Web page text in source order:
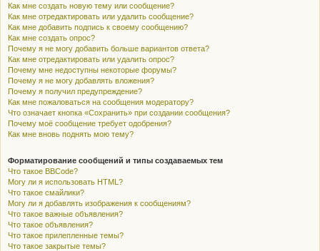
Как мне создать новую тему или сообщение?
Как мне отредактировать или удалить сообщение?
Как мне добавить подпись к своему сообщению?
Как мне создать опрос?
Почему я не могу добавить больше вариантов ответа?
Как мне отредактировать или удалить опрос?
Почему мне недоступны некоторые форумы?
Почему я не могу добавлять вложения?
Почему я получил предупреждение?
Как мне пожаловаться на сообщения модератору?
Что означает кнопка «Сохранить» при создании сообщения?
Почему моё сообщение требует одобрения?
Как мне вновь поднять мою тему?
Форматирование сообщений и типы создаваемых тем
Что такое BBCode?
Могу ли я использовать HTML?
Что такое смайлики?
Могу ли я добавлять изображения к сообщениям?
Что такое важные объявления?
Что такое объявления?
Что такое прилепленные темы?
Что такое закрытые темы?